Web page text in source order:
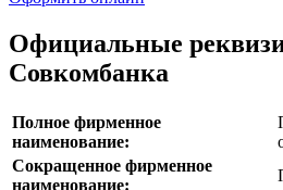
Официальные
Совкомбанка
Полное фирменное
наименование:
Сокращенное фирменное
наименование: